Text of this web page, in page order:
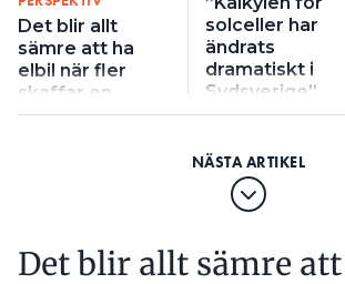
Det blir allt
sämre att ha
elbil när fler
skaffar en
solceller har
ändrats
dramatiskt i
Sydsverige”
Det blir allt sämre